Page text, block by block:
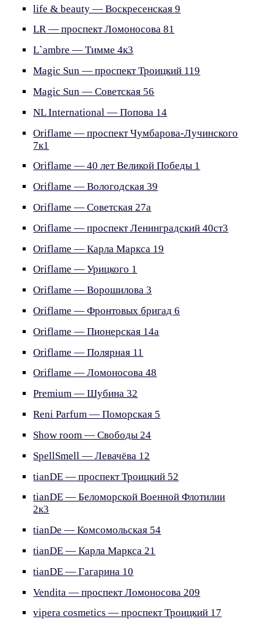
life & beauty — Воскресенская 9
LR — проспект Ломоносова 81
L`ambre — Тимме 4к3
Magic Sun — проспект Троицкий 119
Magic Sun — Советская 56
NL International — Попова 14
Oriflame — проспект Чумбарова-Лучинского
7к1
Oriflame — 40 лет Великой Победы 1
Oriflame — Вологодская 39
Oriflame — Советская 27а
Oriflame — проспект Ленинградский 40ст3
Oriflame — Карла Маркса 19
Oriflame — Урицкого 1
Oriflame — Ворошилова 3
Oriflame — Фронтовых бригад 6
Oriflame — Пионерская 14а
Oriflame — Полярная 11
Oriflame — Ломоносова 48
Premium — Шубина 32
Reni Рarfum — Поморская 5
Show room — Свободы 24
SpellSmell — Левачёва 12
tianDE — проспект Троицкий 52
tianDE — Беломорской Военной Флотилии
2к3
tianDe — Комсомольская 54
tianDE — Карла Маркса 21
tianDE — Гагарина 10
Vendita — проспект Ломоносова 209
vipera cosmetics — проспект Троицкий 17